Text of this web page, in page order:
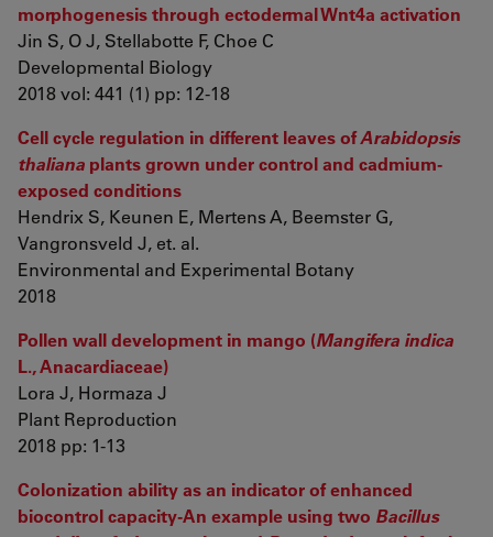
morphogenesis through ectodermal Wnt4a activation
Jin S, O J, Stellabotte F, Choe C
Developmental Biology
2018 vol: 441 (1) pp: 12-18
Cell cycle regulation in different leaves ofArabidopsis
thaliana plants grown under control and cadmium-
exposed conditions
Hendrix S, Keunen E, Mertens A, Beemster G,
Vangronsveld J, et. al.
Environmental and Experimental Botany
2018
Pollen wall development in mango (Mangifera indica
L., Anacardiaceae)
Lora J, Hormaza J
Plant Reproduction
2018 pp: 1-13
Colonization ability as an indicator of enhanced
biocontrol capacity-An example using two Bacillus